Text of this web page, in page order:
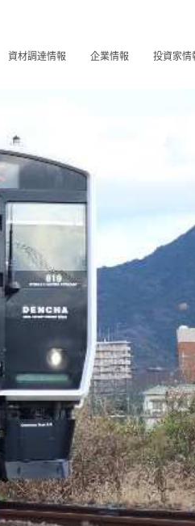
資材調達情報 企業情報 投資家情